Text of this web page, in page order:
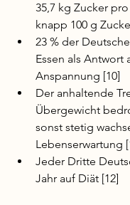
35,7 kg Zucker
knapp 100 g
23 % der
Essen als Antwort
Anspannung [10]
Der anhaltende
Übergewicht
sonst stetig
Lebenserwartung
Jeder Dritte
Jahr auf Diät [12]